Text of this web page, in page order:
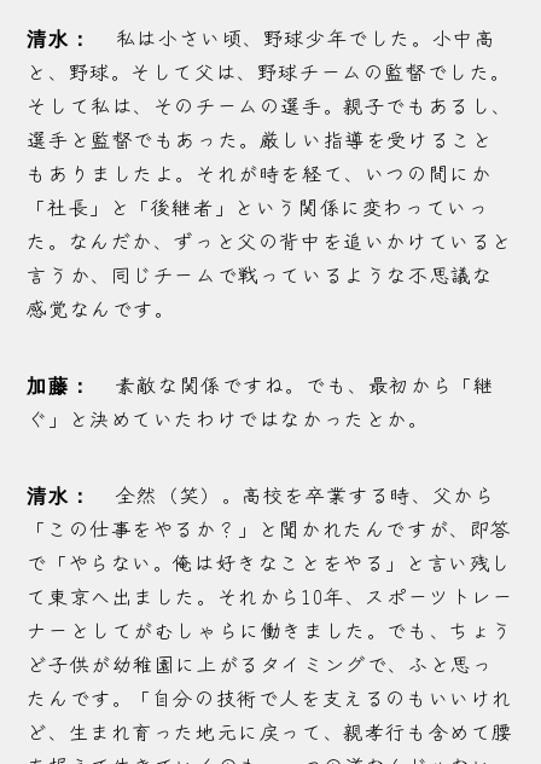
清水：
私は小さい頃、野球少年でした。小中高
と、野球。そして父は、野球チームの監督でした。
そして私は、そのチームの選手。親子でもあるし、
選手と監督でもあった。厳しい指導を受けること
もありましたよ。それが時を経て、いつの間にか
「社長」と「後継者」という関係に変わっていっ
た。なんだか、ずっと父の背中を追いかけていると
言うか、同じチームで戦っているような不思議な
感覚なんです。
加藤：
素敵な関係ですね。でも、最初から「継
ぐ」と決めていたわけではなかったとか。
清水：
全然（笑）。高校を卒業する時、父から
「この仕事をやるか？」と聞かれたんですが、即答
で「やらない。俺は好きなことをやる」と言い残し
て東京へ出ました。それから10年、スポーツトレー
ナーとしてがむしゃらに働きました。でも、ちょう
ど子供が幼稚園に上がるタイミングで、ふと思っ
たんです。「自分の技術で人を支えるのもいいけれ
ど、生まれ育った地元に戻って、親孝行も含めて腰